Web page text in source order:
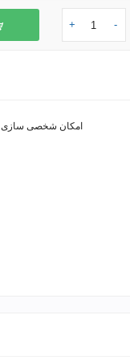
-
+
امکان شخصی سازی